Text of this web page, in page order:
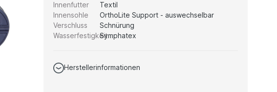
Innenfutter
Textil
Innensohle
OrthoLite Support - auswechselbar
Verschluss
Schnürung
WasserfestigkeitSymphatex
Herstellerinformationen